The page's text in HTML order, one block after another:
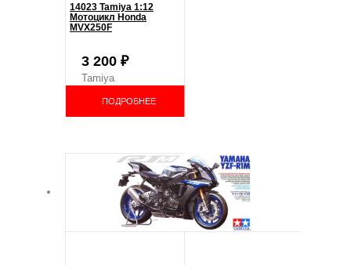
14023 Tamiya 1:12
Мотоцикл Honda
MVX250F
3 200 ₽
Tamiya
ПОДРОБНЕЕ